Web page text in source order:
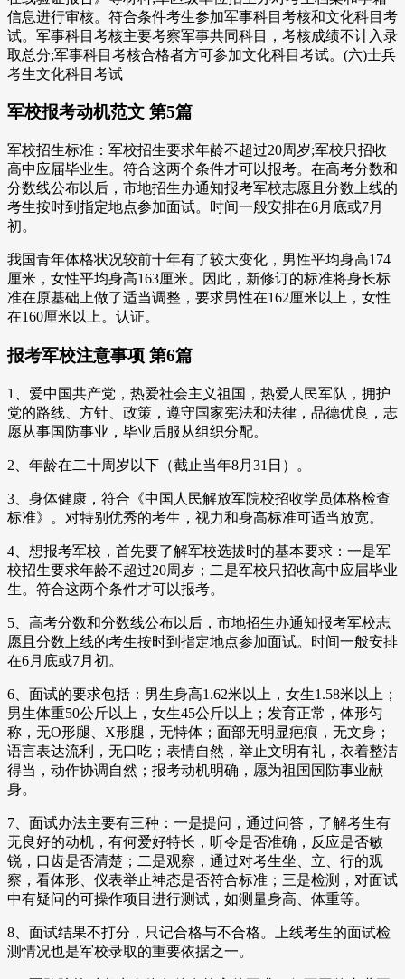
信息进行审核。符合条件考生参加军事科目考核和文化科目考
试。军事科目考核主要考察军事共同科目，考核成绩不计入录
取总分;军事科目考核合格者方可参加文化科目考试。(六)士兵
考生文化科目考试
军校报考动机范文 第5篇
军校招生标准：军校招生要求年龄不超过20周岁;军校只招收
高中应届毕业生。符合这两个条件才可以报考。在高考分数和
分数线公布以后，市地招生办通知报考军校志愿且分数上线的
考生按时到指定地点参加面试。时间一般安排在6月底或7月
初。
我国青年体格状况较前十年有了较大变化，男性平均身高174
厘米，女性平均身高163厘米。因此，新修订的标准将身长标
准在原基础上做了适当调整，要求男性在162厘米以上，女性
在160厘米以上。认证。
报考军校注意事项 第6篇
1、爱中国共产党，热爱社会主义祖国，热爱人民军队，拥护
党的路线、方针、政策，遵守国家宪法和法律，品德优良，志
愿从事国防事业，毕业后服从组织分配。
2、年龄在二十周岁以下（截止当年8月31日）。
3、身体健康，符合《中国人民解放军院校招收学员体格检查
标准》。对特别优秀的考生，视力和身高标准可适当放宽。
4、想报考军校，首先要了解军校选拔时的基本要求：一是军
校招生要求年龄不超过20周岁；二是军校只招收高中应届毕业
生。符合这两个条件才可以报考。
5、高考分数和分数线公布以后，市地招生办通知报考军校志
愿且分数上线的考生按时到指定地点参加面试。时间一般安排
在6月底或7月初。
6、面试的要求包括：男生身高1.62米以上，女生1.58米以上；
男生体重50公斤以上，女生45公斤以上；发育正常，体形匀
称，无O形腿、X形腿，无特体；面部无明显疤痕，无文身；
语言表达流利，无口吃；表情自然，举止文明有礼，衣着整洁
得当，动作协调自然；报考动机明确，愿为祖国国防事业献
身。
7、面试办法主要有三种：一是提问，通过问答，了解考生有
无良好的动机，有何爱好特长，听令是否准确，反应是否敏
锐，口齿是否清楚；二是观察，通过对考生坐、立、行的观
察，看体形、仪表举止神态是否符合标准；三是检测，对面试
中有疑问的可操作项目进行测试，如测量身高、体重等。
8、面试结果不打分，只记合格与不合格。上线考生的面试检
测情况也是军校录取的重要依据之一。